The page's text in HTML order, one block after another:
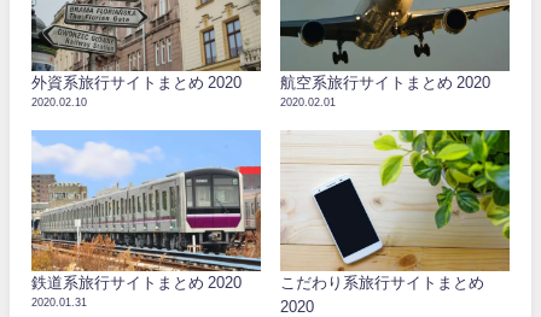
外資系旅行サイトまとめ 2020
2020.02.10
航空系旅行サイトまとめ 2020
2020.02.01
鉄道系旅行サイトまとめ 2020
2020.01.31
こだわり系旅行サイトまとめ
2020